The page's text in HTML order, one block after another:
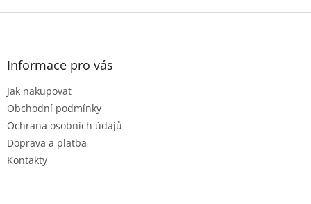
Z
Informace pro vás
Jak nakupovat
Obchodní podmínky
Ochrana osobních údajů
Doprava a platba
Kontakty